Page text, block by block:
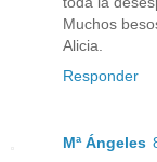
Muchos
Alicia.
Responder
Mª Ángeles